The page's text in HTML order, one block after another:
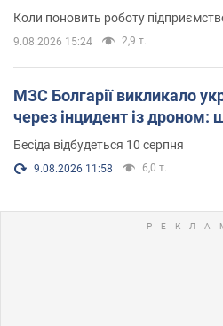
Коли поновить роботу
9.08.2026 15:24 2,9 т.
МЗС Болгарії викликало
через інцидент із дроном:
Бесіда відбудеться 10 серпня
9.08.2026 11:58 6,0 т.